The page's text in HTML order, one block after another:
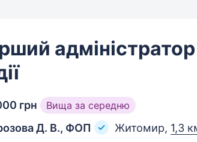
грн Вища за середню
Д. В., ФОП Житомир, 1,3